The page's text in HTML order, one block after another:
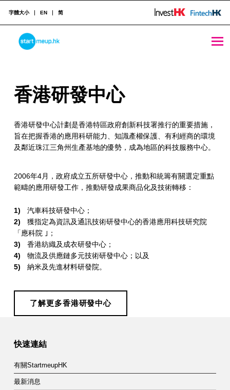
STARTMEUPHK
STARTMEUPHK FESTIVAL IS THE LEADING STARTUP AND INNOVATION CONFERENCE EVENT IN HONG KONG
字體大小 EN 简
香
研
發
中
心
香港研發中心
香港研發中心計劃是香港特區政府創新科技署推行的重要措施，
旨在把握香港的應用科研能力、知識產權保護、有利經商的環境
及鄰近珠江三角州生產基地的優勢，成為地區的科技服務中心。
2006年4月，政府成立五所研發中心，推動和統籌有關選定重點
範疇的應用研發工作，推動研發成果商品化及技術轉移：
汽車科技研發中心；
獲指定為資訊及通訊技術研發中心的香港應用科技研究院
「應科院 ｣；
香港紡織及成衣研發中心；
物流及供應鏈多元技術研發中心；以及
納米及先進材料研發院。
了解更多香港研發中心
Skip back to main navigation
快速連結
有關StartmeupHK
最新消息